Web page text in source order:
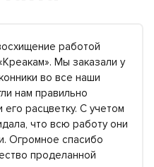
работой
Мы заказали у
во все наши
нам правильно
расцветку. С учетом
что всю работу они
Огромное спасибо
проделанной